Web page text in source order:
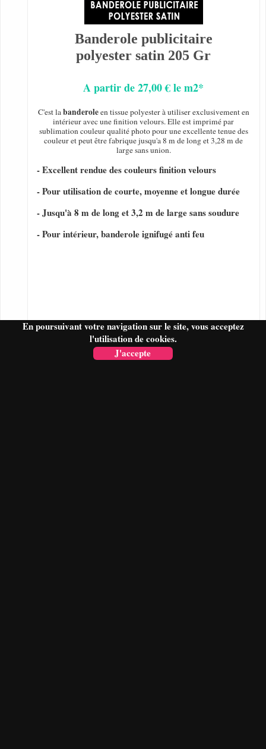
En poursuivant votre navigation sur le site, vous acceptez
l'utilisation de cookies.
J'accepte
Banderole publicitaire
polyester satin 205 Gr
A partir de 27,00 € le m2*
C'est labanderoleen tissue polyester à utiliser exclusivement en
intérieur avec une finition velours. Elle est imprimé par
sublimation couleur qualité photo pour une excellente tenue des
couleur et peut être fabrique jusqu'a 8 m de long et 3,28 m de
large sans union.
- Excellent rendue des couleurs finition velours
- Pour utilisation de courte, moyenne et longue durée
- Jusqu'à 8 m de long et 3,2 m de large sans soudure
- Pour intérieur, banderole ignifugé anti feu